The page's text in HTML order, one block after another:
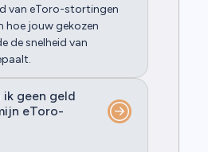
van eToro-stortingen
hoe jouw gekozen
de snelheid van
ik geen geld
eToro-